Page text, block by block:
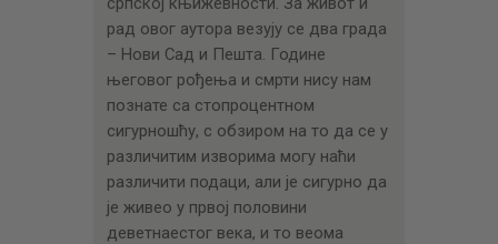
рад овог аутора везују се два града
– Нови Сад и Пешта. Године
његовог рођења и смрти нису нам
познате са стопроцентном
сигурношћу, с обзиром на то да се у
различитим изворима могу наћи
различити подаци, али је сигурно да
је живео у првој половини
деветнаестог века, и то веома